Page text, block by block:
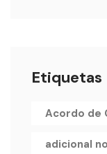
Etiquetas
Acordo de
adicional